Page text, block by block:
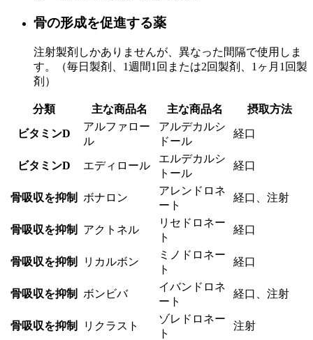
骨の形成を促進する薬
注射製剤しかありませんが、異なった間隔で使用しま
す。（毎日製剤、1週間1回または2回製剤、1ヶ月1回製
剤）
分類 主な商品名 主な商品名 摂取方法
ビタミンD
アルファロー
ル
アルデカルシ
ドール
経口
ビタミンD エディロール
エルデカルシ
トール
経口
骨吸収を抑制 ボナロン
アレンドロネ
ート
経口、注射
骨吸収を抑制 アクトネル
リセドロネー
ト
経口
骨吸収を抑制 リカルボン
ミノドロネー
ト
経口
骨吸収を抑制 ボンビバ
イバンドロネ
ート
経口、注射
骨吸収を抑制 リクラスト
ゾレドロネー
ト
注射